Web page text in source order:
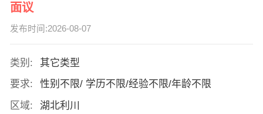
面议
发布时间:2026-08-07
类别:
其它类型
要求:
性别不限/ 学历不限/经验不限/年龄不限
区域:
湖北利川